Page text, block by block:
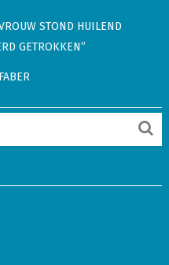
STOND HUILEND
GETROKKEN”